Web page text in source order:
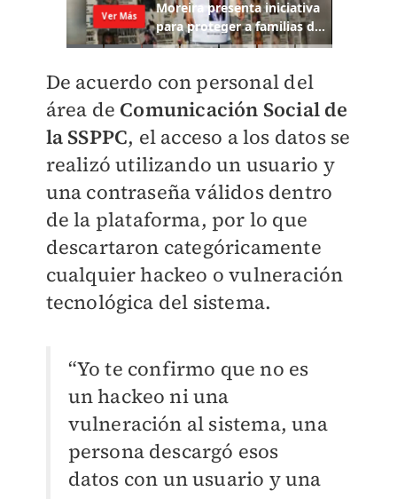
De acuerdo con personal del
área de Comunicación Social de
la SSPPC, el acceso a los datos se
realizó utilizando un usuario y
una contraseña válidos dentro
de la plataforma, por lo que
descartaron categóricamente
cualquier hackeo o vulneración
tecnológica del sistema.
“Yo te confirmo que no es
un hackeo ni una
vulneración al sistema, una
persona descargó esos
datos con un usuario y una